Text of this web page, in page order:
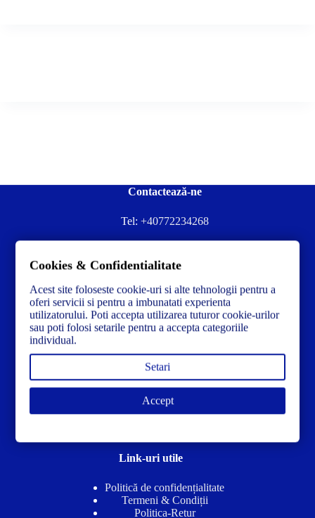
Contactează-ne
Tel: +40772234268
Contacteză-ne la:✉️contact@concrete-forma.com
Str. Dacia Nr 12 Ineu, Arad 315300 Romania
Link-uri utile
Politică de confidențialitate
Termeni & Condiții
Politica-Retur
Cookies & Confidentialitate
Acest site foloseste cookie-uri si alte tehnologii pentru a
oferi servicii si pentru a imbunatati experienta
utilizatorului. Poti accepta utilizarea tuturor cookie-urilor
sau poti folosi setarile pentru a accepta categoriile
individual.
Setari
Accept